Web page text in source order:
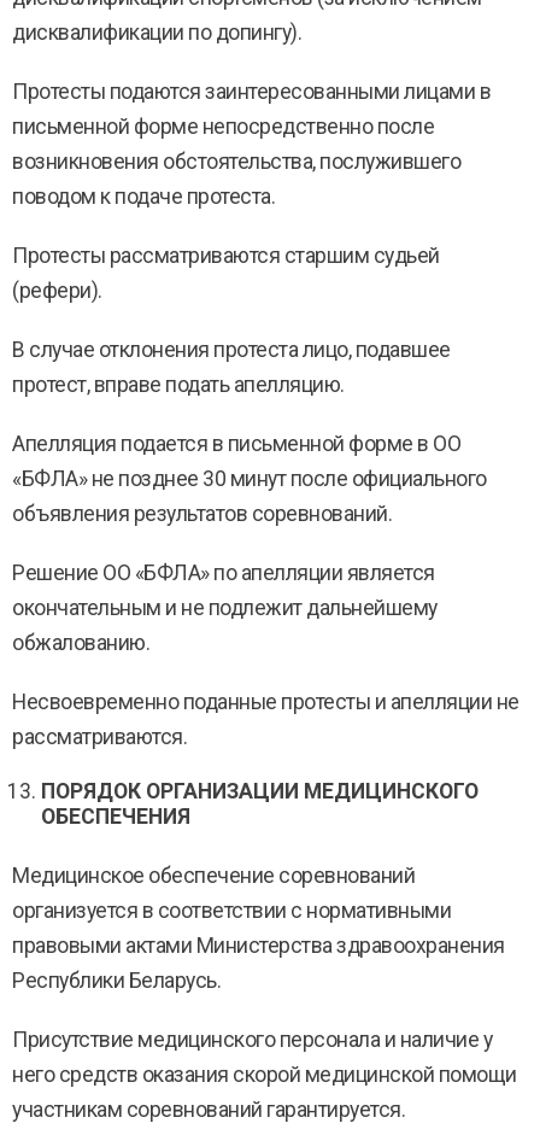
дисквалификации по допингу).
Протесты подаются заинтересованными лицами в
письменной форме непосредственно после
возникновения обстоятельства, послужившего
поводом к подаче протеста.
Протесты рассматриваются старшим судьей
(рефери).
В случае отклонения протеста лицо, подавшее
протест, вправе подать апелляцию.
Апелляция подается в письменной форме в ОО
«БФЛА» не позднее 30 минут после официального
объявления результатов соревнований.
Решение ОО «БФЛА» по апелляции является
окончательным и не подлежит дальнейшему
обжалованию.
Несвоевременно поданные протесты и апелляции не
рассматриваются.
ПОРЯДОК ОРГАНИЗАЦИИ МЕДИЦИНСКОГО
ОБЕСПЕЧЕНИЯ
Медицинское обеспечение соревнований
организуется в соответствии с нормативными
правовыми актами Министерства здравоохранения
Республики Беларусь.
Присутствие медицинского персонала и наличие у
него средств оказания скорой медицинской помощи
участникам соревнований гарантируется.